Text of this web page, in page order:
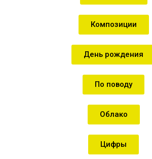
Композиции
День рождения
По поводу
Облако
Цифры